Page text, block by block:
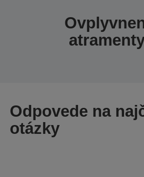
Odpovede na
otázky